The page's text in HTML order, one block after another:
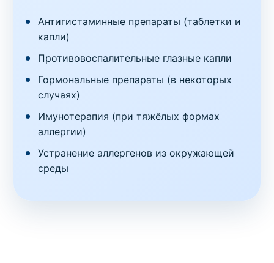
Антигистаминные препараты (таблетки и
капли)
Противовоспалительные глазные капли
Гормональные препараты (в некоторых
случаях)
Имунотерапия (при тяжёлых формах
аллергии)
Устранение аллергенов из окружающей
среды